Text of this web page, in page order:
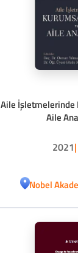
Aile İşletmelerinde
Aile
2021|
Nobel